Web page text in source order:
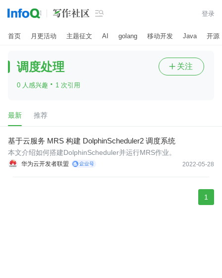
 登录
首页 月更活动 主题征文 AI golang 移动开发 Java 开源
调度处理
0 人感兴趣 · 1 次引用
 关注
最新 推荐
基于云服务 MRS 构建 DolphinScheduler2 调度系统
华为云开发者联盟 2022-05-28
本文介绍如何搭建DolphinScheduler并运行MRS作业。
1